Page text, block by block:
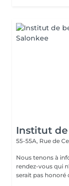
Institut de
55-55A, Rue de
Nous tenons à
rendez-vous qui
serait pas honoré